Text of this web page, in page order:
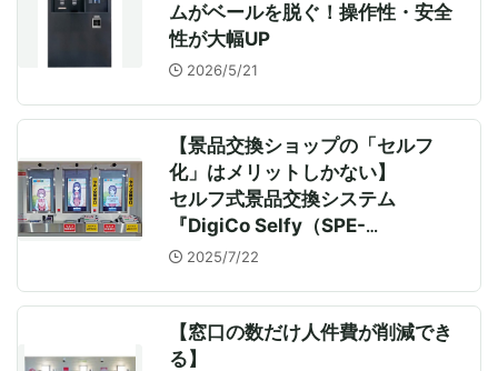
ムがベールを脱ぐ！操作性・安全
性が大幅UP
2026/5/21
【景品交換ショップの「セルフ
化」はメリットしかない】
セルフ式景品交換システム
『DigiCo Selfy（SPE-
200SV）』
2025/7/22
【窓口の数だけ人件費が削減でき
る】